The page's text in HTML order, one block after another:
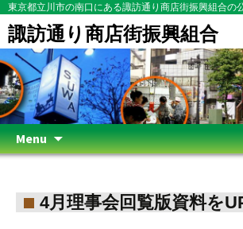
東京都立川市の南口にある諏訪通り商店街振興組合の
諏訪通り商店街振興組合
Menu
Skip
to
4月理事会回覧版資料を